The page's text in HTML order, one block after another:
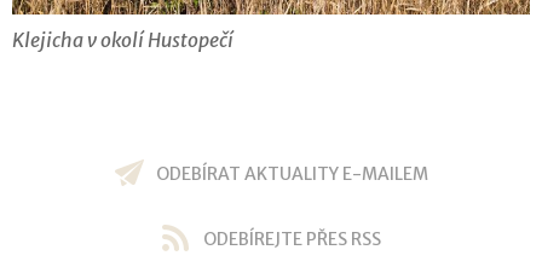
Klejicha v okolí Hustopečí
ODEBÍRAT AKTUALITY E-MAILEM
ODEBÍREJTE PŘES RSS